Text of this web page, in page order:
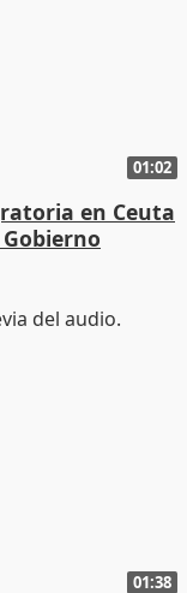
01:02
en Ceuta
01:38